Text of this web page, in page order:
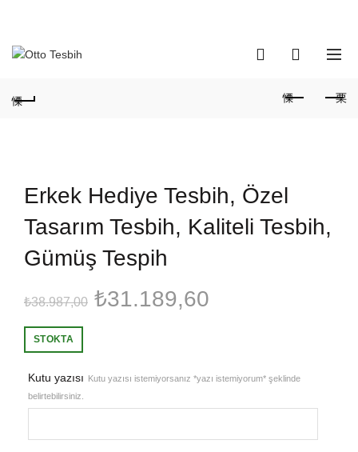
Erkek Hediye Tesbih, Özel
Tasarım Tesbih, Kaliteli Tesbih,
Gümüş Tespih
₺38.987,00 Orijinal
₺31.189,60
₺31.189,60.
STOKTA
Kutu yazısı Kutu yazısı istemiyorsanız *yazı istemiyorum* şeklinde
belirtebilirsiniz.